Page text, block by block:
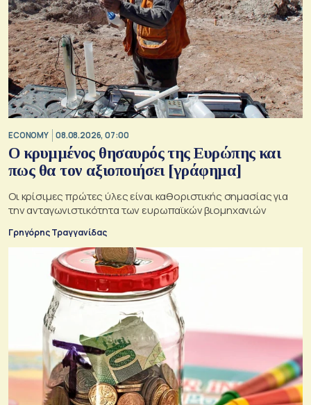
ECONOMY 08.08.2026, 07:00
Ο κρυμμένος θησαυρός της Ευρώπης και
πως θα τον αξιοποιήσει [γράφημα]
Οι κρίσιμες πρώτες ύλες είναι καθοριστικής σημασίας για
την ανταγωνιστικότητα των ευρωπαϊκών βιομηχανιών
Γρηγόρης Τραγγανίδας